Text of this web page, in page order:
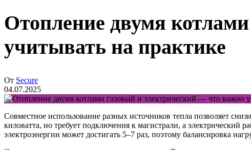
Отопление двумя
учитывать на практике
От Secure
04.07.2025
Совместное использование разных источников тепла позволяет
киловатта, но требует подключения к магистрали, а электрический
электроэнергии может достигать 5–7 раз, поэтому балансировка